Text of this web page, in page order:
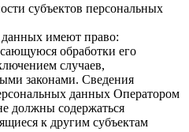
субъектов персональных
имеют право:
обработки его
случаев,
законами. Сведения
данных Оператором
должны содержаться
к другим субъектам